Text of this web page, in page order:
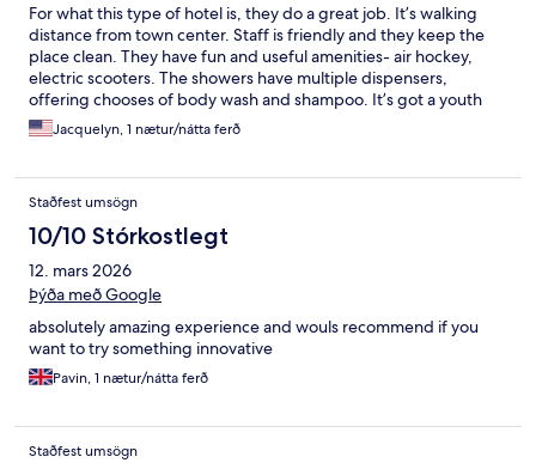
For what this type of hotel is, they do a great job. It’s walking
distance from town center. Staff is friendly and they keep the
place clean. They have fun and useful amenities- air hockey,
electric scooters. The showers have multiple dispensers,
offering chooses of body wash and shampoo. It’s got a youth
hostel vibe. But the pods provide more privacy than bunk beds.
I would have liked better vending machines in the lobby, and
Jacquelyn, 1 nætur/nátta ferð
Staðfest umsögn
10/10 Stórkostlegt
12. mars 2026
Þýða með Google
absolutely amazing experience and wouls recommend if you
want to try something innovative
Pavin, 1 nætur/nátta ferð
Staðfest umsögn